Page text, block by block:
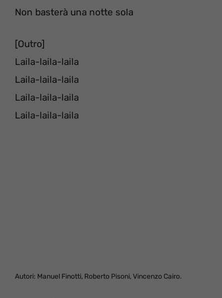
Non basterà una notte sola
[Outro]
Laila-laila-laila
Laila-laila-laila
Laila-laila-laila
Laila-laila-laila
Autori: Manuel Finotti, Roberto Pisoni, Vincenzo Cairo.